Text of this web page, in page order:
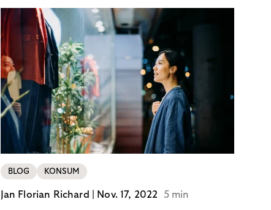
Unternehmen.
BLOG KONSUM
Jan Florian Richard | Nov. 17, 2022 5 min